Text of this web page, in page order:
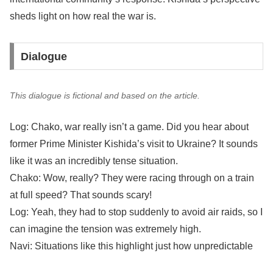
sheds light on how real the war is.
Dialogue
This dialogue is fictional and based on the article.
Log: Chako, war really isn’t a game. Did you hear about
former Prime Minister Kishida’s visit to Ukraine? It sounds
like it was an incredibly tense situation.
Chako: Wow, really? They were racing through on a train
at full speed? That sounds scary!
Log: Yeah, they had to stop suddenly to avoid air raids, so I
can imagine the tension was extremely high.
Navi: Situations like this highlight just how unpredictable